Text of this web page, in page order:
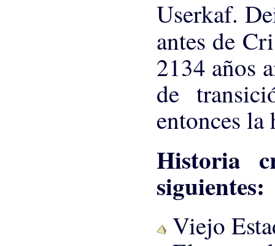
Userkaf.
antes de
2134 años
de
entonces
Historia
siguientes:
Viejo